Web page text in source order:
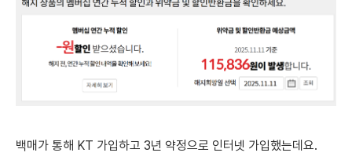
백매가 통해 KT 가입하고 3년 약정으로 인터넷 가입했는데요.